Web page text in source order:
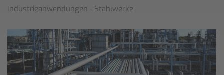
Industrieanwendungen - Stahlwerke